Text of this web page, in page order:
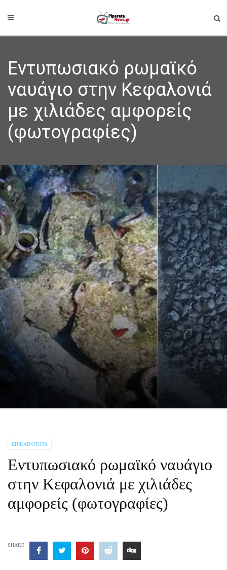
Εντυπωσιακό ρωμαϊκό
ναυάγιο στην Κεφαλονιά
με χιλιάδες αμφορείς
(φωτογραφίες)
ΕΠΙΚΑΙΡΌΤΗΤΑ
Εντυπωσιακό ρωμαϊκό ναυάγιο
στην Κεφαλονιά με χιλιάδες
αμφορείς (φωτογραφίες)
SHARE